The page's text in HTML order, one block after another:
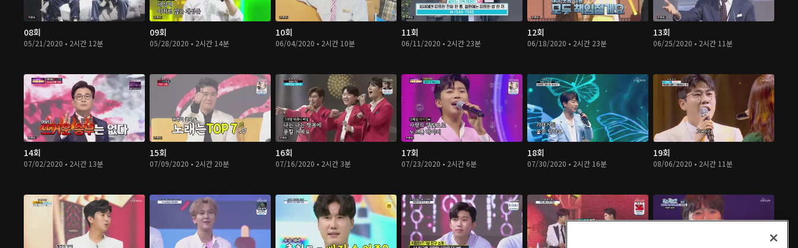
08회
05/21/2020 • 2시간 12분
09회
05/28/2020 • 2시간 14분
10회
06/04/2020 • 2시간 10분
11회
06/11/2020 • 2시간 23분
12회
06/18/2020 • 2시간 23분
13회
06/25/2020 • 2시간 11분
14회
07/02/2020 • 2시간 13분
15회
07/09/2020 • 2시간 20분
16회
07/16/2020 • 2시간 3분
17회
07/23/2020 • 2시간 6분
18회
07/30/2020 • 2시간 16분
19회
08/06/2020 • 2시간 11분